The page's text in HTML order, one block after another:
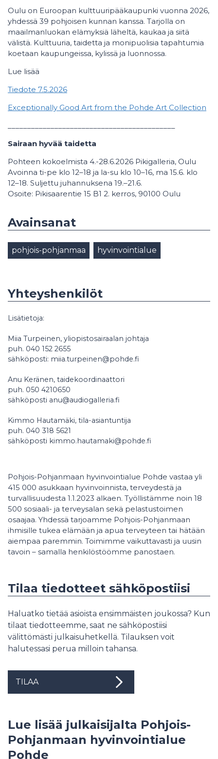
Oulu on Euroopan kulttuuripääkaupunki vuonna 2026,
yhdessä 39 pohjoisen kunnan kanssa. Tarjolla on
maailmanluokan elämyksiä läheltä, kaukaa ja siitä
välistä. Kulttuuria, taidetta ja monipuolisia tapahtumia
koetaan kaupungeissa, kylissä ja luonnossa.
Lue lisää
Tiedote 7.5.2026
Exceptionally Good Art from the Pohde Art Collection
Sairaan hyvää taidetta
Pohteen kokoelmista 4.-28.6.2026 Pikigalleria, Oulu
Avoinna ti-pe klo 12–18 ja la-su klo 10–16, ma 15.6. klo
12–18. Suljettu juhannuksena 19.–21.6.
Osoite: Pikisaarentie 15 B1 2. kerros, 90100 Oulu
Avainsanat
pohjois-pohjanmaa hyvinvointialue
Yhteyshenkilöt
Lisätietoja:
Miia Turpeinen, yliopistosairaalan johtaja
puh. 040 152 2655
sähköposti: miia.turpeinen@pohde.fi
Anu Keränen, taidekoordinaattori
puh. 050 4210650
sähköposti anu@audiogalleria.fi
Kimmo Hautamäki, tila-asiantuntija
puh. 040 318 5621
sähköposti kimmo.hautamaki@pohde.fi
Pohjois-Pohjanmaan hyvinvointialue Pohde vastaa yli
415 000 asukkaan hyvinvoinnista, terveydestä ja
turvallisuudesta 1.1.2023 alkaen. Työllistämme noin 18
500 sosiaali- ja terveysalan sekä pelastustoimen
osaajaa. Yhdessä tarjoamme Pohjois-Pohjanmaan
ihmisille tukea elämään ja apua terveyteen tai hätään
aiempaa paremmin. Toimimme vaikuttavasti ja uusin
tavoin – samalla henkilöstöömme panostaen.
Tilaa tiedotteet sähköpostiisi
Haluatko tietää asioista ensimmäisten joukossa? Kun
tilaat tiedotteemme, saat ne sähköpostiisi
välittömästi julkaisuhetkellä. Tilauksen voit
halutessasi perua milloin tahansa.
TILAA
Lue lisää julkaisijalta Pohjois-
Pohjanmaan hyvinvointialue
Pohde